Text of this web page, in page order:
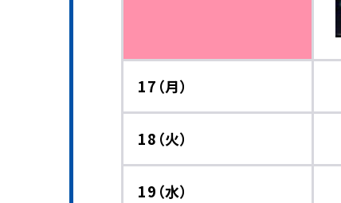
17（月）
18（火）
19（水）